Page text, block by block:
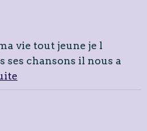
vie tout jeune je l
ses chansons il nous a